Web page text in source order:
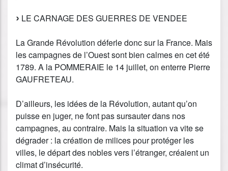
LE CARNAGE DES GUERRES DE VENDEE
La Grande Révolution déferle donc sur la France. Mais
les campagnes de l’Ouest sont bien calmes en cet été
1789. A la POMMERAIE le 14 juillet, on enterre Pierre
GAUFRETEAU.
D’ailleurs, les idées de la Révolution, autant qu’on
puisse en juger, ne font pas sursauter dans nos
campagnes, au contraire. Mais la situation va vite se
dégrader : la création de milices pour protéger les
villes, le départ des nobles vers l’étranger, créaient un
climat d’insécurité.